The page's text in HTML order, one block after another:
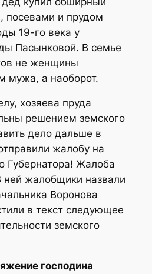
посевами и прудом
19-го века у
Пасынковой. В семье
не женщины
мужа, а наоборот.
хозяева пруда
решением земского
дело дальше в
жалобу на
Губернатора! Жалоба
ней жалобщики назвали
Воронова
в текст следующее
земского
господина